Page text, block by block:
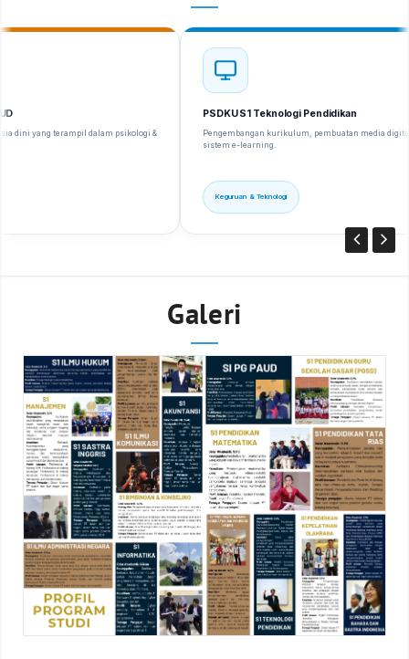
psikologi &
PSDKU S1 Teknologi Pendidikan
Pengembangan kurikulum, pembuatan media digital, dan
Galeri